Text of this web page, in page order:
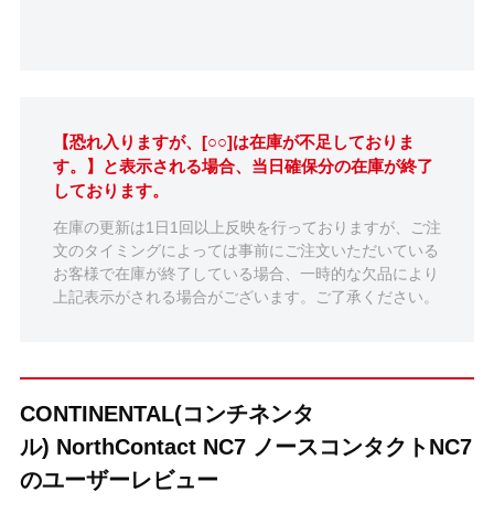
【恐れ入りますが、[○○]は在庫が不足しておりま
す。】と表示される場合、当日確保分の在庫が終了
しております。
在庫の更新は1日1回以上反映を行っておりますが、ご注
文のタイミングによっては事前にご注文いただいている
お客様で在庫が終了している場合、一時的な欠品により
上記表示がされる場合がございます。ご了承ください。
CONTINENTAL(コンチネンタ
ル) NorthContact NC7 ノースコンタクトNC7
のユーザーレビュー